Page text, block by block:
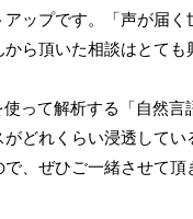
ップです。「声が届
ら頂いた相談はとて
って解析する「自然
どれくらい浸透して
、ぜひご一緒させて